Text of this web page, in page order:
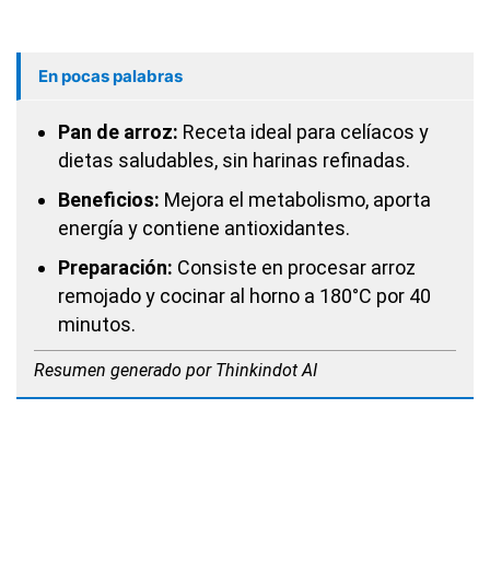
En pocas palabras
Pan de arroz: Receta ideal para celíacos y
dietas saludables, sin harinas refinadas.
Beneficios: Mejora el metabolismo, aporta
energía y contiene antioxidantes.
Preparación: Consiste en procesar arroz
remojado y cocinar al horno a 180°C por 40
minutos.
Resumen generado por Thinkindot AI